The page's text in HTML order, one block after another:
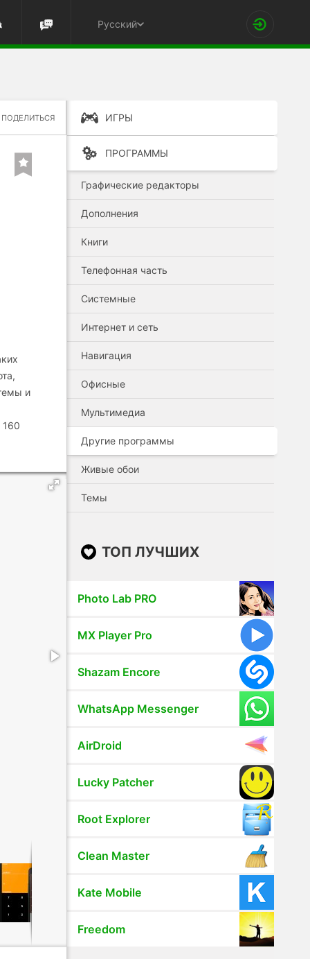
Русский
ПОДЕЛИТЬСЯ
и
160
ИГРЫ
ПРОГРАММЫ
Графические редакторы
Дополнения
Книги
Телефонная часть
Системные
Интернет и сеть
Навигация
Офисные
Мультимедиа
Другие программы
Живые обои
Темы
ТОП ЛУЧШИХ
Photo Lab PRO
MX Player Pro
Shazam Encore
WhatsApp Messenger
AirDroid
Lucky Patcher
Root Explorer
Clean Master
Kate Mobile
Freedom